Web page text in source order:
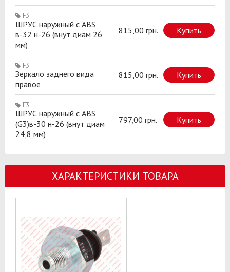
F3
ШРУС наружный с ABS
в-32 н-26 (внут диам 26
мм)
815,00 грн. Купить
F3
Зеркало заднего вида
правое
815,00 грн. Купить
F3
ШРУС наружный с ABS
(G3)в-30 н-26 (внут диам
24,8 мм)
797,00 грн. Купить
ХАРАКТЕРИСТИКИ ТОВАРА